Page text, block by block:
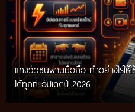
แทงวัวชนผ่านมือถือ ทำอย่างไรให้
ได้ทุกที่ อัปเดตปี 2026